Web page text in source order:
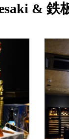
& 鉄